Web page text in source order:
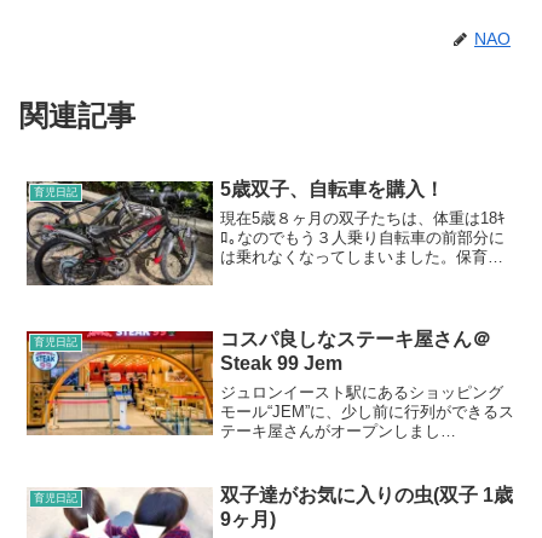
NAO
関連記事
育児日記 5歳双子、自転車を購入！
現在5歳８ヶ月の双子たちは、体重は18ｷ
ﾛ｡なのでもう３人乗り自転車の前部分に
は乗れなくなってしまいました。保育園
車が乗れないため...
育児日記
コスパ良しなステーキ屋さん＠
Steak 99 Jem
ジュロンイースト駅にあるショッピング
モール“JEM”に、少し前に行列ができるス
テーキ屋さんがオープンしまし
ルではNEXやLOTONE 、プラザシンガプ
ーラ...
育児日記
双子達がお気に入りの虫(双子 1歳
9ヶ月)